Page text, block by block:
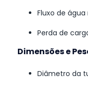
Fluxo de água
Perda de
Dimensões e
Diâmetro da